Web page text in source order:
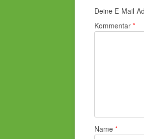
Deine E-Mail-
Kommentar *
Name *